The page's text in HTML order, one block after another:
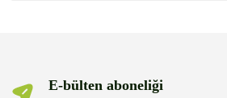
E-bülten aboneliği